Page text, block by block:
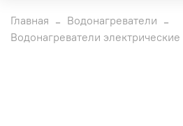
Главная
Водонагреватели
Водонагреватели электрические